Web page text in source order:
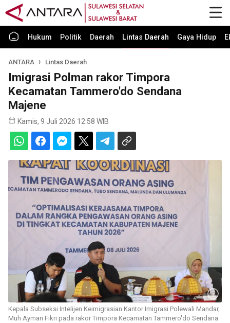
Hukum Politik Daerah Lintas Daerah Gaya Hidup
ANTARA Lintas Daerah
Imigrasi Polman rakor Timpora
Kecamatan Tammero'do Sendana
Majene
Kamis, 9 Juli 2026 12:58 WIB
Kepala Subseksi Intelijen Keimigrasian Kantor Imigrasi Polewali Mandar,
Muh Ayman Fikri pada rakor Timpora Kecamatan Tammero'do Sendana